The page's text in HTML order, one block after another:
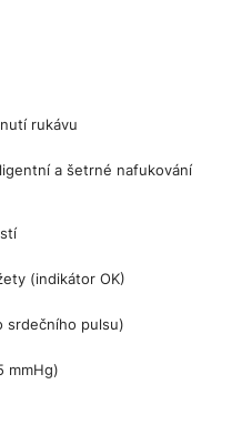
rukávu
a šetrné nafukování
(indikátor OK)
srdečního pulsu)
mmHg)